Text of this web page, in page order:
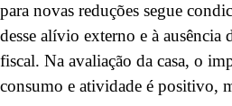
para novas reduções segue
desse alívio externo e à ausência
fiscal. Na avaliação da casa, o
consumo e atividade é positivo,